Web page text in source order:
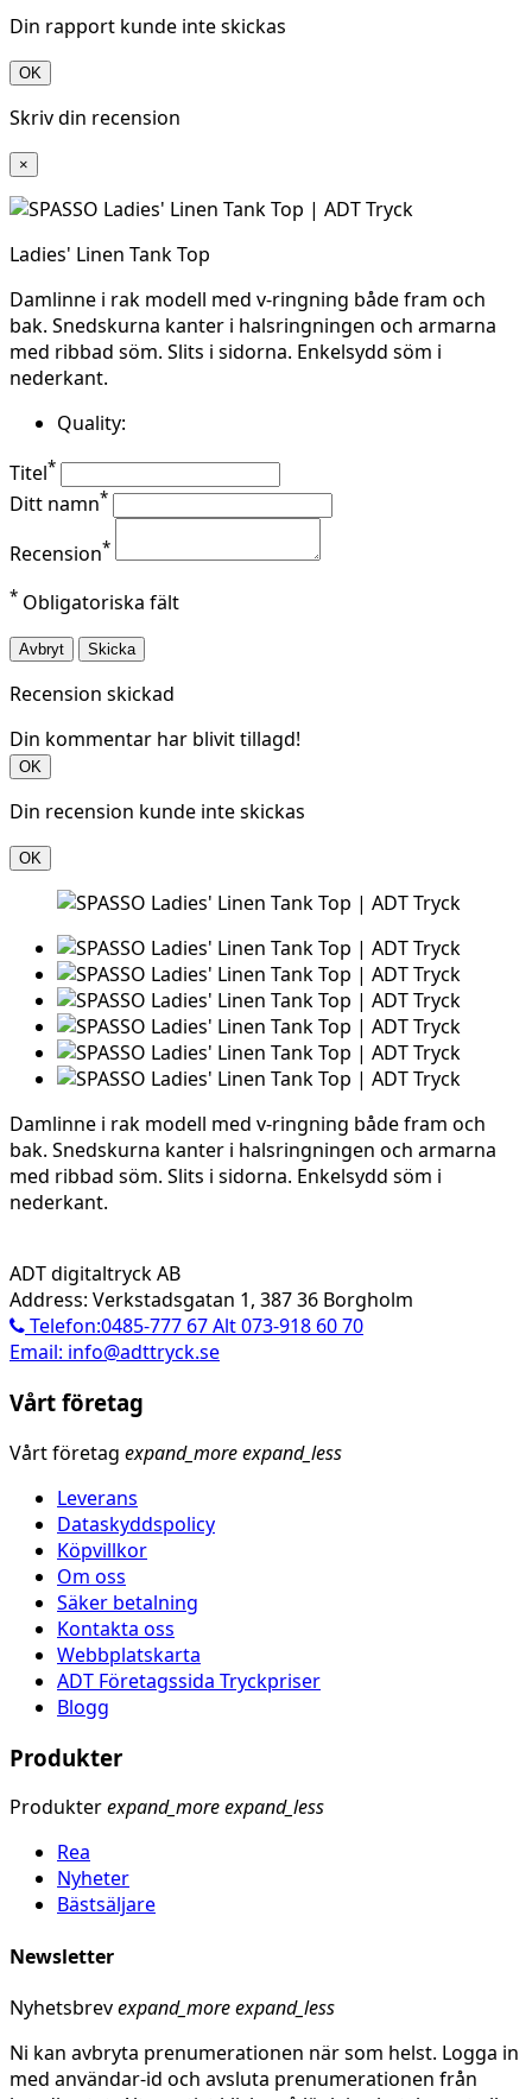
Din rapport kunde inte skickas
OK
Skriv din recension
×
Ladies' Linen Tank Top
Damlinne i rak modell med v-ringning både fram och
bak. Snedskurna kanter i halsringningen och armarna
med ribbad söm. Slits i sidorna. Enkelsydd söm i
nederkant.
Quality:
Titel*
Ditt namn*
Recension*
* Obligatoriska fält
Avbryt Skicka
Recension skickad
Din kommentar har blivit tillagd!
OK
Din recension kunde inte skickas
OK
Damlinne i rak modell med v-ringning både fram och
bak. Snedskurna kanter i halsringningen och armarna
med ribbad söm. Slits i sidorna. Enkelsydd söm i
nederkant.
ADT digitaltryck AB
Address: Verkstadsgatan 1, 387 36 Borgholm
Telefon:0485-777 67 Alt 073-918 60 70
Email: info@adttryck.se
Vårt företag
Vårt företag expand_moreexpand_less
Leverans
Dataskyddspolicy
Köpvillkor
Om oss
Säker betalning
Kontakta oss
Webbplatskarta
ADT Företagssida Tryckpriser
Blogg
Produkter
Produkterexpand_moreexpand_less
Rea
Nyheter
Bästsäljare
Newsletter
Nyhetsbrevexpand_moreexpand_less
Ni kan avbryta prenumerationen när som helst. Logga in
med användar-id och avsluta prenumerationen från